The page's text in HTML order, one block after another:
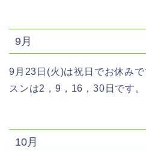
9月
9月23日(火)は祝日でお休み
スンは2，9，16，30日です。
10月